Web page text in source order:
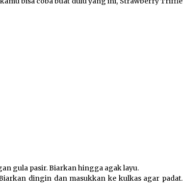
Pengembangan KEK Samota
gula pasir. Biarkan hingga agak layu.
dingin dan masukkan ke kulkas agar padat.